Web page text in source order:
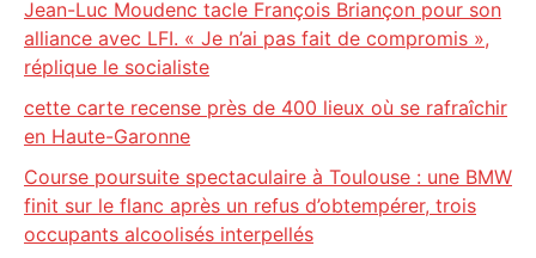
Jean-Luc Moudenc tacle François Briançon pour son
alliance avec LFI. « Je n’ai pas fait de compromis »,
réplique le socialiste
cette carte recense près de 400 lieux où se rafraîchir
en Haute-Garonne
Course poursuite spectaculaire à Toulouse : une BMW
finit sur le flanc après un refus d’obtempérer, trois
occupants alcoolisés interpellés